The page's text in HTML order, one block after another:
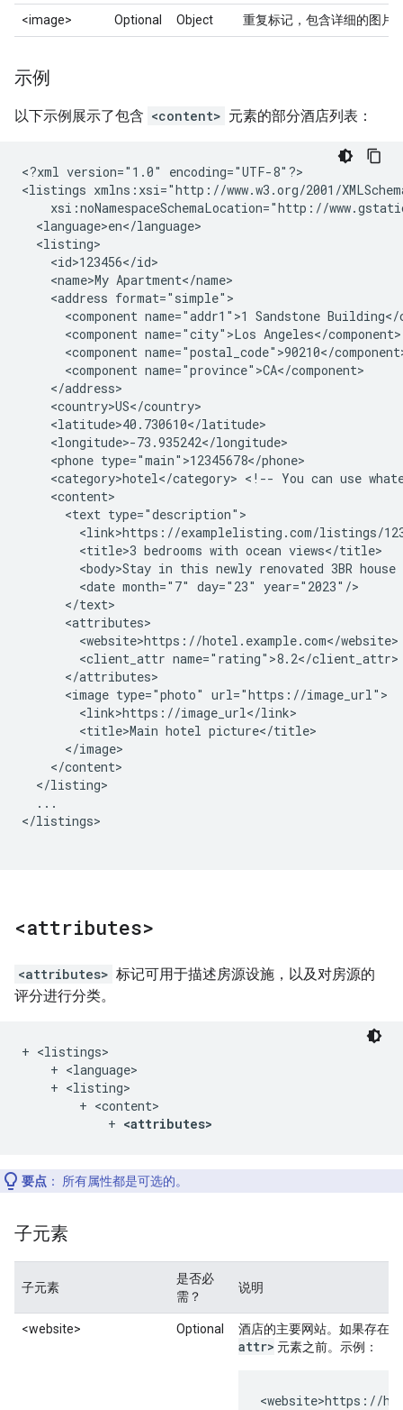
<image> Optional Object 重复标记，包含详细的图片
示例
以下示例展示了包含 <content> 元素的部分酒店列表：
<?xml version="1.0"
encoding="UTF-8"?>
<listings
<name>My
<address
<component name="addr1">1 Sandstone
<component name="city">Los
<component
<component
<phone
<category>hotel</category> <!-- You can use
<text
<title>3 bedrooms with ocean
<body>Stay in this newly renovated 3BR house
<date month="7" day="23"
<client_attr
<image type="photo"
<title>Main hotel
...
</listings>
<attributes>
<attributes> 标记可用于描述房源设施，以及对房源的
评分进行分类。
+ <listings>
    + <language>
    + <listing>
        + <content>
            +
<attributes>
要点 ： 所有属性都是可选的。
子元素
子元素
是否必
需？
说明
<website> Optional 酒店的主要网站。如果存在
attr> 元素之前。 示例 ：
<website>https://